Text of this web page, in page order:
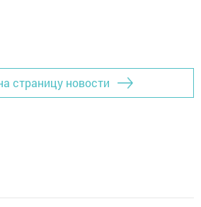
страницу новости